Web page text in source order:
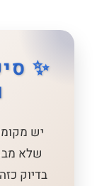
✨
יש
שלא
בדיוק